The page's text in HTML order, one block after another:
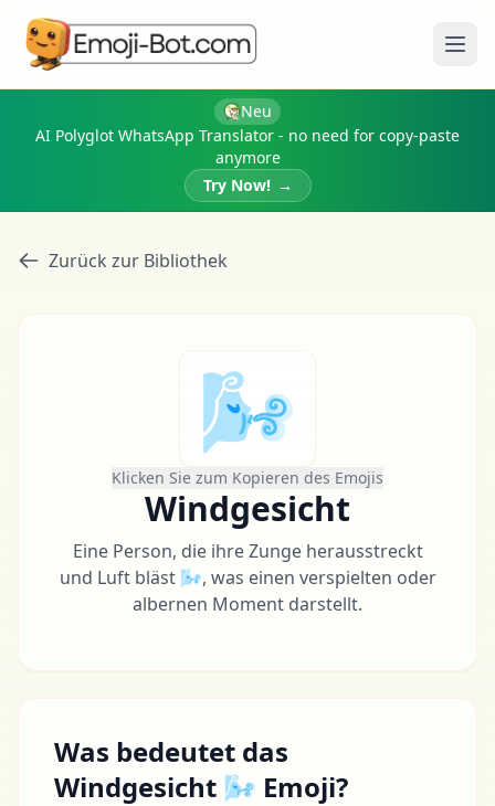
Neu
AI Polyglot WhatsApp Translator - no need for copy-paste
anymore
Try Now! →
Zurück zur Bibliothek
🌬
Klicken Sie zum Kopieren des Emojis
Windgesicht
Eine Person, die ihre Zunge herausstreckt
und Luft bläst 🌬, was einen verspielten oder
albernen Moment darstellt.
Was bedeutet das
Windgesicht 🌬 Emoji?